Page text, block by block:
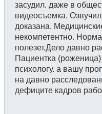
засудил. даже в
видеосъемка.
доказана.
некомпетентно.
полезет.Дело давно
Пациентка
психологу. а вашу
на давно
дефиците кадров